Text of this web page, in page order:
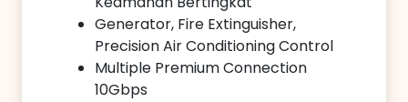
Generator, Fire Extinguisher,
Precision Air Conditioning Control
Multiple Premium Connection
10Gbps